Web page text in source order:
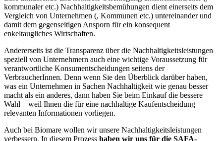
kommunaler etc.) Nachhaltigkeitsbemühungen dient einerseits dem
Vergleich von Unternehmen (, Kommunen etc.) untereinander und
damit dem gegenseitigen Ansporn für ein konsequent
enkeltaugliches Wirtschaften.
Andererseits ist die Transparenz über die Nachhaltigkeitsleistungen
speziell von Unternehmern auch eine wichtige Voraussetzung für
verantwortliche Konsumentscheidungen seitens der
VerbraucherInnen. Denn wenn Sie den Überblick darüber haben,
was ein Unternehmen in Sachen Nachhaltigkeit wie genau besser
macht als ein anderes, dann haben Sie beim Einkauf die bessere
Wahl – weil Ihnen die für eine nachhaltige Kaufentscheidung
relevanten Informationen vorliegen.
Auch bei Biomare wollen wir unsere Nachhaltigkeitsleistungen
verbessern. In diesem Prozess haben wir uns für die SAFA-